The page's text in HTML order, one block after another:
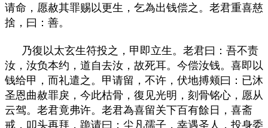
请命，愿赦其罪赐以更生，乞為出钱偿之。老君重喜慈
捨，曰：善。
乃復以太玄生符投之，甲即立生。老君曰：吾不责
汝，汝负本约，道自去汝，故死耳。今偿汝钱。喜即以
钱给甲，而礼遣之。甲请留，不许，伏地搏颊曰：已沐
圣恩曲赦罪戾，今此枯骨，復见光明，刻骨铭心，愿从
云驾。老君竟弗许。老君為喜留关下百有餘日，喜斋
戒，叩头再拜，跪请曰：尘凡孺子，幸遇圣人，投身委